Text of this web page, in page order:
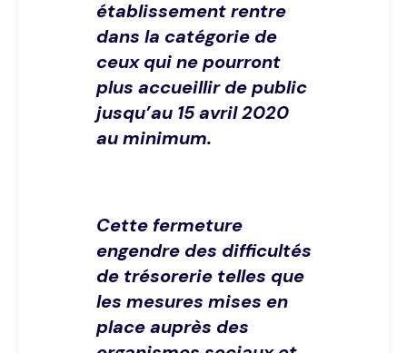
établissement rentre
dans la catégorie de
ceux qui ne pourront
plus accueillir de public
jusqu’au 15 avril 2020
au minimum.
Cette fermeture
engendre des difficultés
de trésorerie telles que
les mesures mises en
place auprès des